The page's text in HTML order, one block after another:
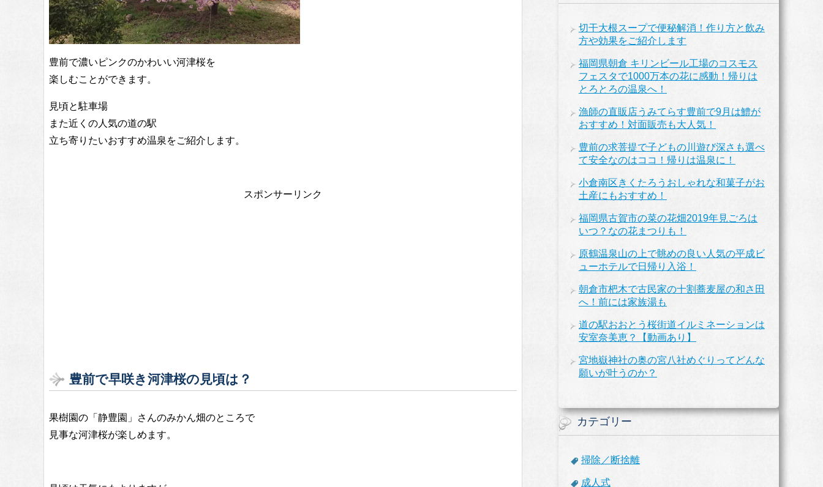
豊前で濃いピンクのかわいい河津桜を
楽しむことができます。
見頃と駐車場
また近くの人気の道の駅
立ち寄りたいおすすめ温泉をご紹介します。
スポンサーリンク
豊前で早咲き河津桜の見頃は？
果樹園の「静豊園」さんのみかん畑のところで
見事な河津桜が楽しめます。
切干大根スープで便秘解消！作り方と飲み
方や効果をご紹介します
福岡県朝倉 キリンビール工場のコスモス
フェスタで1000万本の花に感動！帰りは
とろとろの温泉へ！
漁師の直販店うみてらす豊前で9月は鱧が
おすすめ！対面販売も大人気！
豊前の求菩提で子どもの川遊び深さも選べ
て安全なのはココ！帰りは温泉に！
小倉南区きくたろうおしゃれな和菓子がお
土産にもおすすめ！
福岡県古賀市の菜の花畑2019年見ごろは
いつ？なの花まつりも！
原鶴温泉山の上で眺めの良い人気の平成ビ
ューホテルで日帰り入浴！
朝倉市杷木で古民家の十割蕎麦屋の和さ田
へ！前には家族湯も
道の駅おおとう桜街道イルミネーションは
安室奈美恵？【動画あり】
宮地嶽神社の奥の宮八社めぐりってどんな
願いが叶うのか？
カテゴリー
掃除／断捨離
成人式